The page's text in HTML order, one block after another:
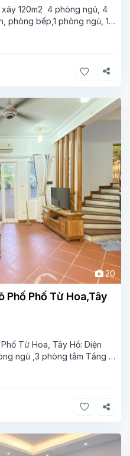
120m2 4 phòng ngủ, 4
phòng bếp,1 phòng ngủ, 1
tắm,phòng sinh hoạt
tắm,phòng thờ Vị
20
Phố Phố Từ Hoa,Tây
Từ Hoa, Tây Hồ: Diện
ngủ ,3 phòng tắm Tầng 1:
,wc – T- Tầng 2: 2 phòng